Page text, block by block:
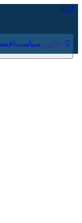
عناوین‌ سیاست